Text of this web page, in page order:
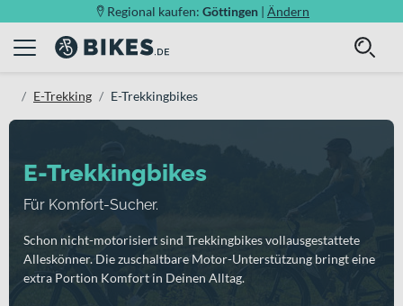
Regional kaufen: Göttingen | Ändern
E-Trekking E-Trekkingbikes
E-Trekkingbikes
Für Komfort-Sucher.
Schon nicht-motorisiert sind Trekkingbikes vollausgestattete
Alleskönner. Die zuschaltbare Motor-Unterstützung bringt eine
extra Portion Komfort in Deinen Alltag.